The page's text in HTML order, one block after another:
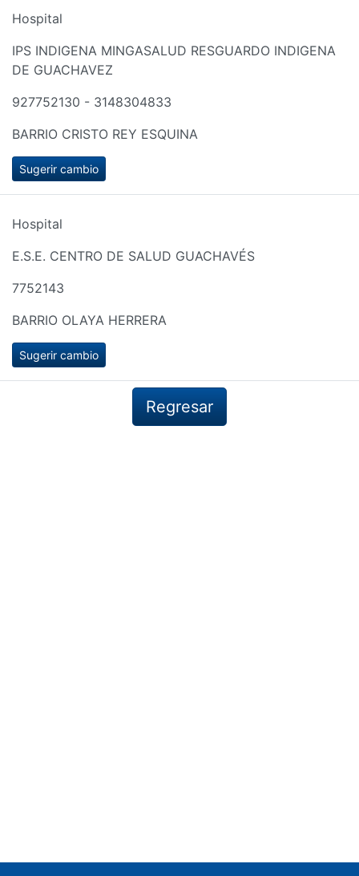
Hospital
IPS INDIGENA MINGASALUD RESGUARDO INDIGENA
DE GUACHAVEZ
927752130 - 3148304833
BARRIO CRISTO REY ESQUINA
Sugerir cambio
Hospital
E.S.E. CENTRO DE SALUD GUACHAVÉS
7752143
BARRIO OLAYA HERRERA
Sugerir cambio
Regresar